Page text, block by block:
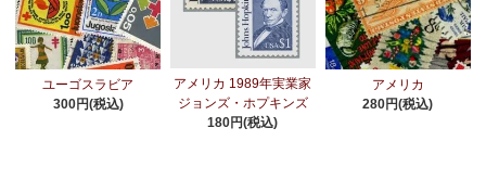
ユーゴスラビア
300円(税込)
アメリカ 1989年実業家
ジョンズ・ホプキンズ
180円(税込)
アメリカ
280円(税込)